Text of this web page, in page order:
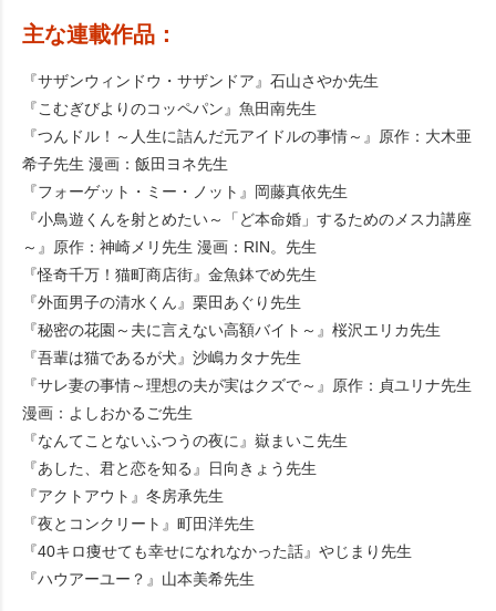
主な連載作品：
『サザンウィンドウ・サザンドア』石山さやか先生
『こむぎびよりのコッペパン』魚田南先生
『つんドル！～人生に詰んだ元アイドルの事情～』原作：大木亜
希子先生 漫画：飯田ヨネ先生
『フォーゲット・ミー・ノット』岡藤真依先生
『小鳥遊くんを射とめたい～「ど本命婚」するためのメス力講座
～』原作：神崎メリ先生 漫画：RIN。先生
『怪奇千万！猫町商店街』金魚鉢でめ先生
『外面男子の清水くん』栗田あぐり先生
『秘密の花園～夫に言えない高額バイト～』桜沢エリカ先生
『吾輩は猫であるが犬』沙嶋カタナ先生
『サレ妻の事情～理想の夫が実はクズで～』原作：貞ユリナ先生
漫画：よしおかるご先生
『なんてことないふつうの夜に』嶽まいこ先生
『あした、君と恋を知る』日向きょう先生
『アクトアウト』冬房承先生
『夜とコンクリート』町田洋先生
『40キロ痩せても幸せになれなかった話』やじまり先生
『ハウアーユー？』山本美希先生